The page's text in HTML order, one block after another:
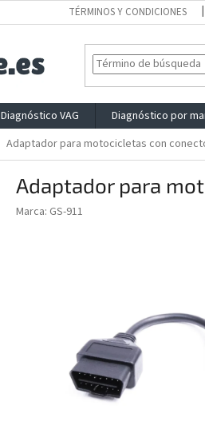
TÉRMINOS Y CONDICIONES
Diagnóstico VAG Diagnóstico por
Adaptador para motocicletas con
Adaptador para
Marca: GS-911